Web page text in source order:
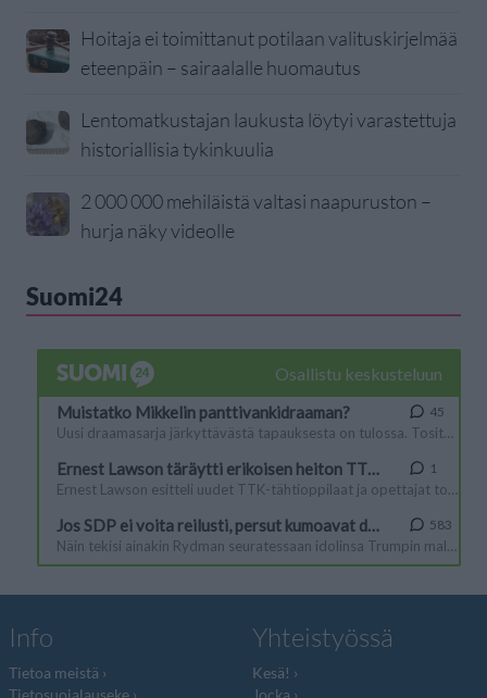
Hoitaja ei toimittanut potilaan valituskirjelmää
eteenpäin – sairaalalle huomautus
Lentomatkustajan laukusta löytyi varastettuja
historiallisia tykinkuulia
2 000 000 mehiläistä valtasi naapuruston –
hurja näky videolle
Suomi24
Info
Tietoa meistä
Yhteistyössä
Kesä!